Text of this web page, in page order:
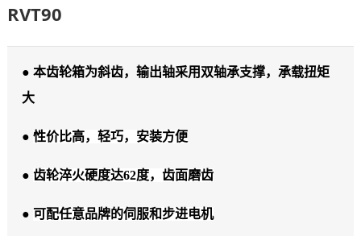
RVT90
● 本齿轮箱为斜齿，输出轴采用双轴承支撑，承载扭矩
大
● 性价比高，轻巧，安装方便
● 齿轮淬火硬度达62度，齿面磨齿
● 可配任意品牌的伺服和步进电机